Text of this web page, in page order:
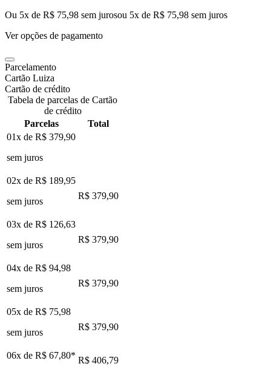
Ou 5x de R$ 75,98 sem jurosou 5x de R$ 75,98 sem juros
Ver opções de pagamento
Parcelamento
Cartão Luiza
Cartão de crédito
Tabela de parcelas de Cartão
de crédito
Parcelas
Total
01x de R$ 379,90
sem juros
02x de R$ 189,95
sem juros
R$ 379,90
03x de R$ 126,63
sem juros
R$ 379,90
04x de R$ 94,98
sem juros
R$ 379,90
05x de R$ 75,98
sem juros
R$ 379,90
06x de R$ 67,80* R$ 406,79